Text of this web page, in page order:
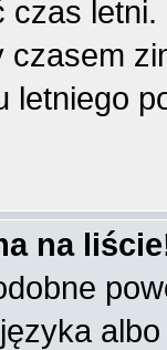
czas
czasem
letniego
na